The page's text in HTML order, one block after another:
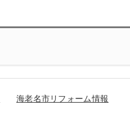
海老名市リフォーム情報